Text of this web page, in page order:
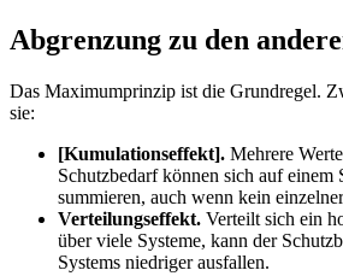
Abgrenzung zu den
Das Maximumprinzip ist die Grundregel.
sie:
[Kumulationseffekt]. Mehrere
Schutzbedarf können sich auf einem
summieren, auch wenn kein
Verteilungseffekt. Verteilt sich ein
über viele Systeme, kann der
Systems niedriger ausfallen.